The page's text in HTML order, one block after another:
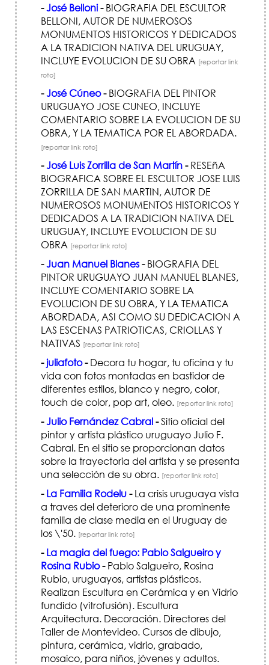
-José Belloni-BIOGRAFIA DEL ESCULTOR
BELLONI, AUTOR DE NUMEROSOS
MONUMENTOS HISTORICOS Y DEDICADOS
A LA TRADICION NATIVA DEL URUGUAY,
INCLUYE EVOLUCION DE SU OBRA [reportar link
roto]
-José Cúneo-BIOGRAFIA DEL PINTOR
URUGUAYO JOSE CUNEO, INCLUYE
COMENTARIO SOBRE LA EVOLUCION DE SU
OBRA, Y LA TEMATICA POR EL ABORDADA.
[reportar link roto]
-José Luis Zorrilla de San Martín-RESEñA
BIOGRAFICA SOBRE EL ESCULTOR JOSE LUIS
ZORRILLA DE SAN MARTIN, AUTOR DE
NUMEROSOS MONUMENTOS HISTORICOS Y
DEDICADOS A LA TRADICION NATIVA DEL
URUGUAY, INCLUYE EVOLUCION DE SU
OBRA [reportar link roto]
-Juan Manuel Blanes-BIOGRAFIA DEL
PINTOR URUGUAYO JUAN MANUEL BLANES,
INCLUYE COMENTARIO SOBRE LA
EVOLUCION DE SU OBRA, Y LA TEMATICA
ABORDADA, ASI COMO SU DEDICACION A
LAS ESCENAS PATRIOTICAS, CRIOLLAS Y
NATIVAS [reportar link roto]
-juliafoto-Decora tu hogar, tu oficina y tu
vida con fotos montadas en bastidor de
diferentes estilos, blanco y negro, color,
touch de color, pop art, oleo. [reportar link roto]
-Julio Fernández Cabral-Sitio oficial del
pintor y artista plástico uruguayo Julio F.
Cabral. En el sitio se proporcionan datos
sobre la trayectoria del artista y se presenta
una selección de su obra. [reportar link roto]
- La Familia Rodelu-La crisis uruguaya vista
a traves del deterioro de una prominente
familia de clase media en el Uruguay de
los \'50. [reportar link roto]
- La magia del fuego: Pablo Salgueiro y
Rosina Rubio-Pablo Salgueiro, Rosina
Rubio, uruguayos, artistas plásticos.
Realizan Escultura en Cerámica y en Vidrio
fundido (vitrofusión). Escultura
Arquitectura. Decoración. Directores del
Taller de Montevideo. Cursos de dibujo,
pintura, cerámica, vidrio, grabado,
mosaico, para niños, jóvenes y adultos.